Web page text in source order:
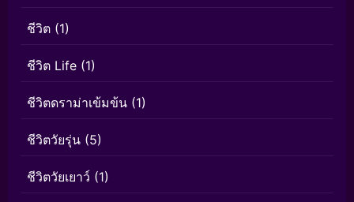
ชีวิต (1)
ชีวิต Life (1)
ชีวิตดราม่าเข้มข้น (1)
ชีวิตวัยรุ่น (5)
ชีวิตวัยเยาว์ (1)